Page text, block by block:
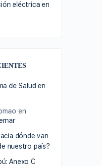
eléctrica en
de Salud en
en
dónde van
nuestro país?
Anexo C